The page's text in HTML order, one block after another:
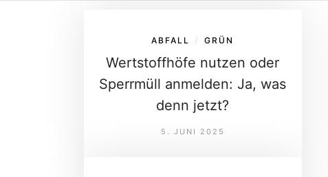
ABFALL / GRÜN
Wertstoffhöfe nutzen oder
Sperrmüll anmelden: Ja, was
denn jetzt?
5. JUNI 2025